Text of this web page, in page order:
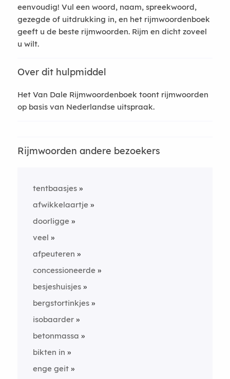
eenvoudig! Vul een woord, naam, spreekwoord,
gezegde of uitdrukking in, en het rijmwoordenboek
geeft u de beste rijmwoorden. Rijm en dicht zoveel
u wilt.
Over dit hulpmiddel
Het Van Dale Rijmwoordenboek toont rijmwoorden
op basis van Nederlandse uitspraak.
Rijmwoorden andere bezoekers
tentbaasjes
afwikkelaartje
doorligge
veel
afpeuteren
concessioneerde
besjeshuisjes
bergstortinkjes
isobaarder
betonmassa
bikten in
enge geit